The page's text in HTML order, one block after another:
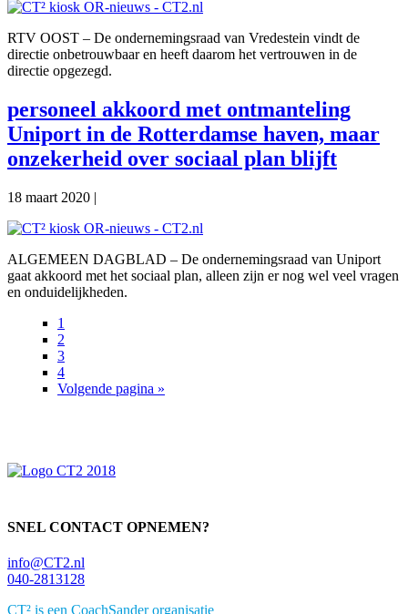
RTV OOST – De ondernemingsraad van Vredestein vindt de
directie onbetrouwbaar en heeft daarom het vertrouwen in de
directie opgezegd.
personeel akkoord met ontmanteling
Uniport in de Rotterdamse haven, maar
onzekerheid over sociaal plan blijft
18 maart 2020 |
ALGEMEEN DAGBLAD – De ondernemingsraad van Uniport
gaat akkoord met het sociaal plan, alleen zijn er nog wel veel vragen
en onduidelijkheden.
Pagina
1
Pagina
2
Pagina
3
Pagina
4
Ga
Volgende pagina »
SNEL CONTACT OPNEMEN?
info@CT2.nl
040-2813128
CT² is een CoachSander organisatie